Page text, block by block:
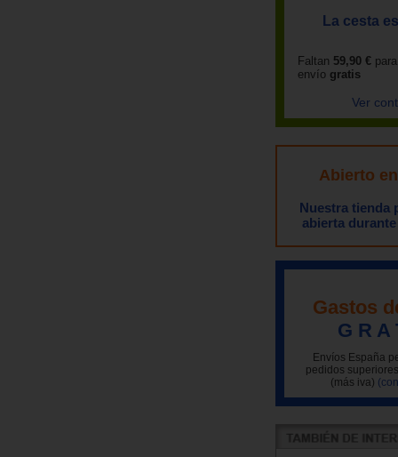
La cesta
Faltan 59,90 €
envío gratis
Ver
Abierto
Nuestra tienda
abierta
Gastos
G R A
Envíos España
pedidos
(más iva)